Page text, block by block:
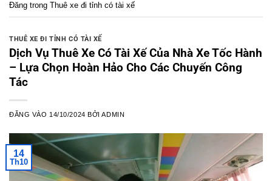
Đăng trong Thuê xe đi tỉnh có tài xế
THUÊ XE ĐI TỈNH CÓ TÀI XẾ
Dịch Vụ Thuê Xe Có Tài Xế Của Nhà Xe Tốc Hành
– Lựa Chọn Hoàn Hảo Cho Các Chuyến Công
Tác
ĐĂNG VÀO 14/10/2024 BỞIADMIN
14
Th10